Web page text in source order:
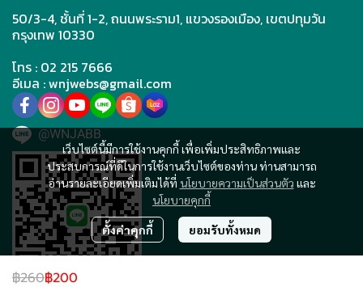
฿260฿200
เว็บไซต์นี้มีการใช้งานคุกกี้ เพื่อเพิ่มประสิทธิภาพและ
ประสบการณ์ที่ดีในการใช้งานเว็บไซต์ของท่าน ท่านสามารถ
อ่านรายละเอียดเพิ่มเติมได้ที่ นโยบายความเป็นส่วนตัว และ
นโยบายคุกกี้
ตั้งค่าคุกกี้ ยอมรับทั้งหมด
50/3-4, ชั้นที่ 1-2, ถนนพระราม1, แขวงรองเมือง, เขตปทุมวัน
กรุงเทพ 10330
โทร : 02 215 7666
อีเมล : wnjwebs@gmail.com
@WNJABB